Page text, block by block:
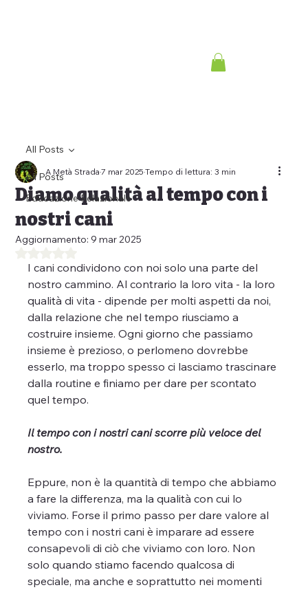
All Posts
Educazione Relazionale
All Posts
Diamo qualità al tempo con i
nostri cani
A Metà Strada7 mar 2025Tempo di lettura: 3 min
Aggiornamento:9 mar 2025
I cani condividono con noi solo una parte del
nostro cammino. Al contrario la loro vita - la loro
qualità di vita - dipende per molti aspetti da noi,
dalla relazione che nel tempo riusciamo a
costruire insieme. Ogni giorno che passiamo
insieme è prezioso, o perlomeno dovrebbe
esserlo, ma troppo spesso ci lasciamo trascinare
dalla routine e finiamo per dare per scontato
quel tempo.
Il tempo con i nostri cani scorre più veloce del
nostro.
Eppure, non è la quantità di tempo che abbiamo
a fare la differenza, ma la qualità con cui lo
viviamo. Forse il primo passo per dare valore al
tempo con i nostri cani è imparare ad essere
consapevoli di ciò che viviamo con loro. Non
solo quando stiamo facendo qualcosa di
speciale, ma anche e soprattutto nei momenti